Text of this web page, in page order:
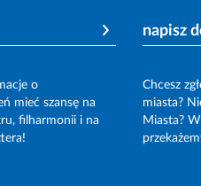
o
mieć szansę na
filharmonii i na
napisz
Chcesz
miasta?
Miasta?